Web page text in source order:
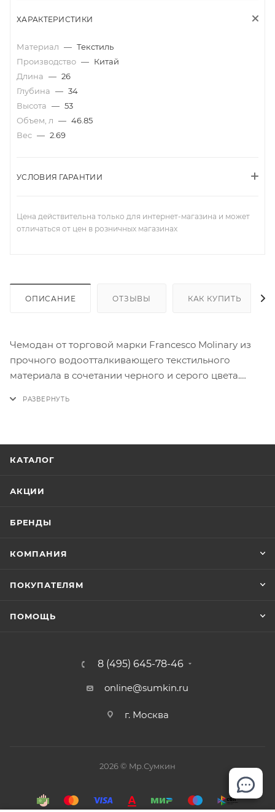
ХАРАКТЕРИСТИКИ
Материал — Текстиль
Производство — Китай
Длина — 26
Глубина — 34
Высота — 53
Объем, л — 46.85
Вес — 2.69
УСЛОВИЯ ГАРАНТИИ
Цена действительна только для интернет-магазина и может
отличаться от цен в розничных магазинах
ОПИСАНИЕ ОТЗЫВЫ КАК КУПИТЬ
Чемодан от торговой марки Francesco Molinary из
прочного водоотталкивающего текстильного
материала в сочетании черного и серого цвета.
фиксации багажа, в другой - отделение с клапаном
к вещам: передний карман соединён с основным
КАТАЛОГ
АКЦИИ
БРЕНДЫ
КОМПАНИЯ
ПОКУПАТЕЛЯМ
ПОМОЩЬ
8 (495) 645-78-46
online@sumkin.ru
г. Москва
2026 © Mр.Сумкин